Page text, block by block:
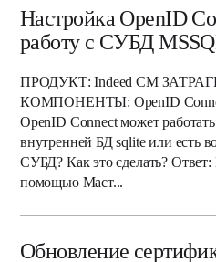
Настройка OpenID
работу с СУБД
ПРОДУКТ: Indeed CM
КОМПОНЕНТЫ: OpenID
OpenID Connect может
внутренней БД sqlite или есть
СУБД? Как это сделать?
помощью Маст...
Обновление